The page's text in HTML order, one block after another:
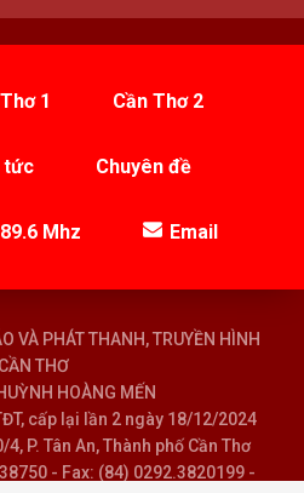
1 Cần Thơ 2
tức Chuyên đề
Mhz Email
VÀ PHÁT THANH, TRUYỀN HÌNH
CẦN THƠ
HOÀNG MẾN
cấp lại lần 2 ngày 18/12/2024
P. Tân An, Thành phố Cần Thơ
- Fax: (84) 0292.3820199 -